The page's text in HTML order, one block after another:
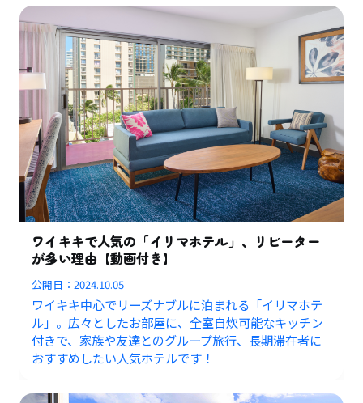
ワイキキで人気の「イリマホテル」、リピーター
が多い理由【動画付き】
公開日：2024.10.05
ワイキキ中心でリーズナブルに泊まれる「イリマホテ
ル」。広々としたお部屋に、全室自炊可能なキッチン
付きで、家族や友達とのグループ旅行、長期滞在者に
おすすめしたい人気ホテルです！